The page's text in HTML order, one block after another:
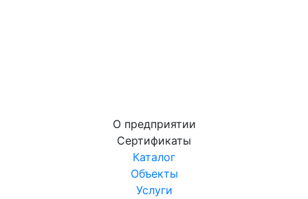
О предприятии
Сертификаты
Каталог
Объекты
Услуги